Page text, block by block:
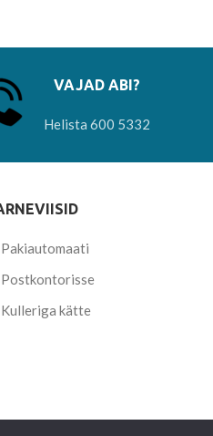
VAJAD ABI?
Helista 600 5332
Pakiautomaati
Postkontorisse
Kulleriga kätte